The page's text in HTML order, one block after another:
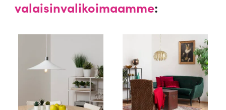
valaisinvalikoimaamme: